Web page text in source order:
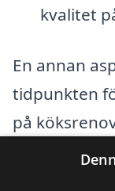
kvalitet
En annan
tidpunkten
på
säsongsvis,
lågsäsong